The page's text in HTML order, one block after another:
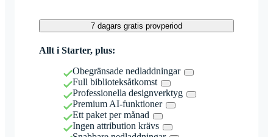
7 dagars gratis provperiod
Allt i Starter, plus:
Obegränsade nedladdningar
Full biblioteksåtkomst
Professionella designverktyg
Premium AI-funktioner
Ett paket per månad
Ingen attribution krävs